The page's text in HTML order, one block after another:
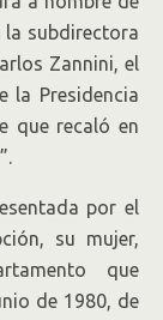
la subdirectora
Zannini, el
la Presidencia
que recaló en
por el
su mujer,
que
de 1980, de